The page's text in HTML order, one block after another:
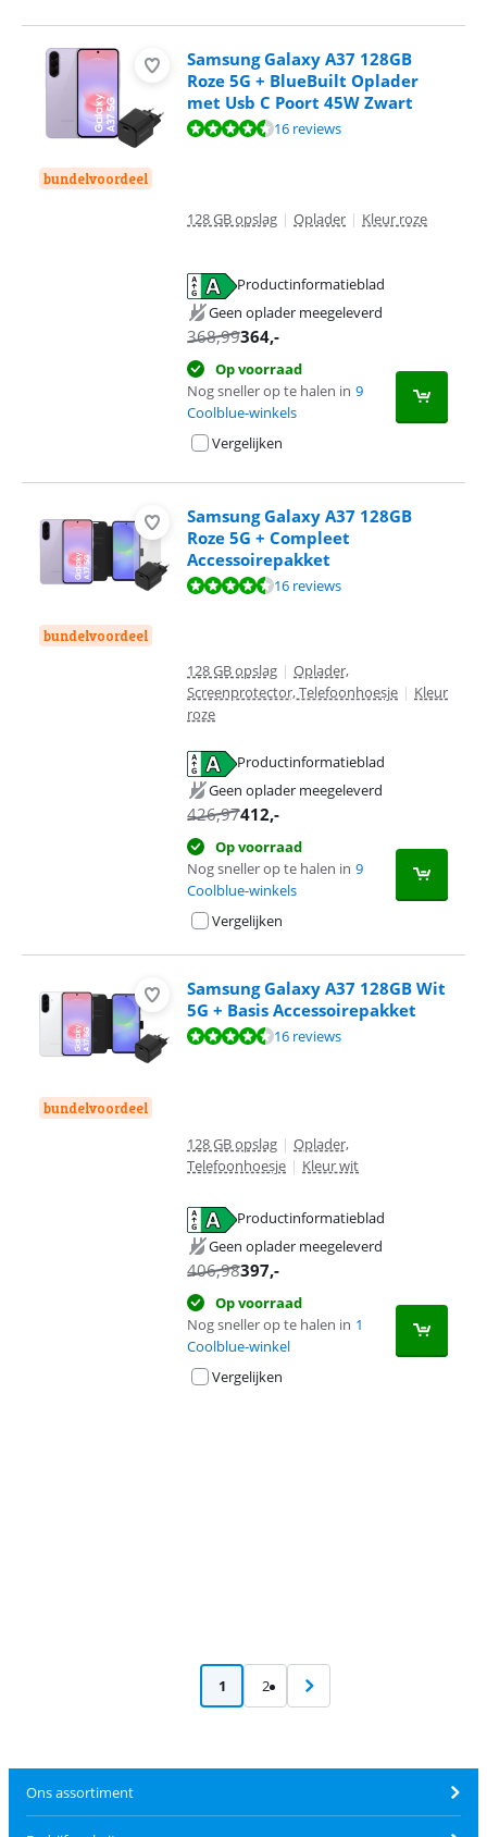
bundelvoordeel
Samsung Galaxy A37 128GB
Roze 5G + BlueBuilt Oplader
met Usb C Poort 45W Zwart
Beoordeling is 9,3 van de 10, gebaseerd op 16 reviews.
16 reviews
128 GB opslag | Oplader | Kleur roze
Productinformatieblad
Geen oplader meegeleverd
368,99364,-
Op voorraad
Nog sneller op te halen in 9
Coolblue-winkels
Vergelijken
bundelvoordeel
Samsung Galaxy A37 128GB
Roze 5G + Compleet
Accessoirepakket
Beoordeling is 9,3 van de 10, gebaseerd op 16 reviews.
16 reviews
128 GB opslag | Oplader,
Screenprotector, Telefoonhoesje | Kleur
roze
Productinformatieblad
Geen oplader meegeleverd
426,97412,-
Op voorraad
Nog sneller op te halen in 9
Coolblue-winkels
Vergelijken
bundelvoordeel
Samsung Galaxy A37 128GB Wit
5G + Basis Accessoirepakket
Beoordeling is 9,3 van de 10, gebaseerd op 16 reviews.
16 reviews
128 GB opslag | Oplader,
Telefoonhoesje | Kleur wit
Productinformatieblad
Geen oplader meegeleverd
406,98397,-
Op voorraad
Nog sneller op te halen in 1
Coolblue-winkel
Vergelijken
1 2
Ons assortiment